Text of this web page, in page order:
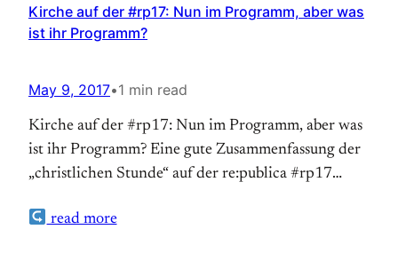
Kirche auf der #rp17: Nun im Programm, aber was
ist ihr Programm?
May 9, 2017•1 min read
Kirche auf der #rp17: Nun im Programm, aber was
ist ihr Programm? Eine gute Zusammenfassung der
„christlichen Stunde“ auf der re:publica #rp17
evangelischerseits Professorin Johanna Haberer
read more